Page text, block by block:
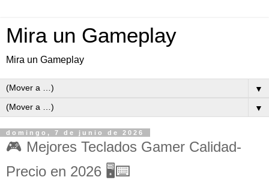
Mira un Gameplay
Mira un Gameplay
▼
▼
domingo, 7 de junio de 2026
🎮 Mejores Teclados Gamer Calidad-
Precio en 2026 🖥️⌨️